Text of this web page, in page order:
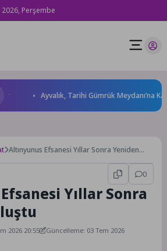
Perşembe
Ayvalık, Tarihi Gümrük Meydanı’na
Altınyunus Efsanesi Yıllar Sonra Yeniden
0
Yıllar Sonra
2026 20:55
Güncelleme: 03 Tem 2026